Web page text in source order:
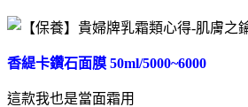
香緹卡鑽石面膜 50ml/5000~6000
這款我也是當面霜用